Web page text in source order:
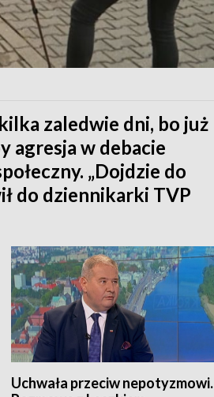
zaledwie dni, bo już
agresja w debacie
„Dojdzie do
do dziennikarki TVP
Uchwała przeciw nepotyzmowi.